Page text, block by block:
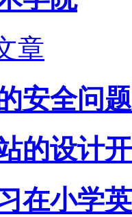
章
安全问
的设计
在小学